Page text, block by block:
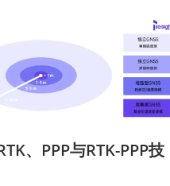
、PPP与RTK-PPP技